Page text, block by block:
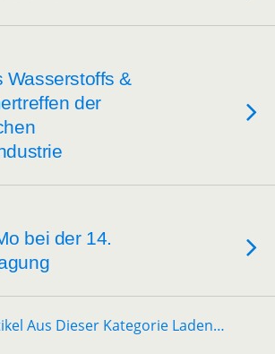
Wasserstoffs &
der
bei der 14.
Aus Dieser Kategorie Laden…